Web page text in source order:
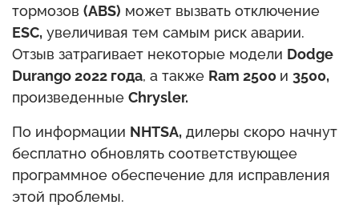
тормозов (ABS) может вызвать отключение
ESC, увеличивая тем самым риск аварии.
Отзыв затрагивает некоторые модели Dodge
Durango 2022 года, а также Ram 2500 и 3500,
произведенные Chrysler.
По информации NHTSA, дилеры скоро начнут
бесплатно обновлять соответствующее
программное обеспечение для исправления
этой проблемы.